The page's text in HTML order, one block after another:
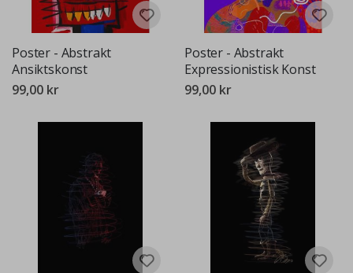
Poster - Abstrakt
Ansiktskonst
99,00 kr
Poster - Abstrakt
Expressionistisk Konst
99,00 kr